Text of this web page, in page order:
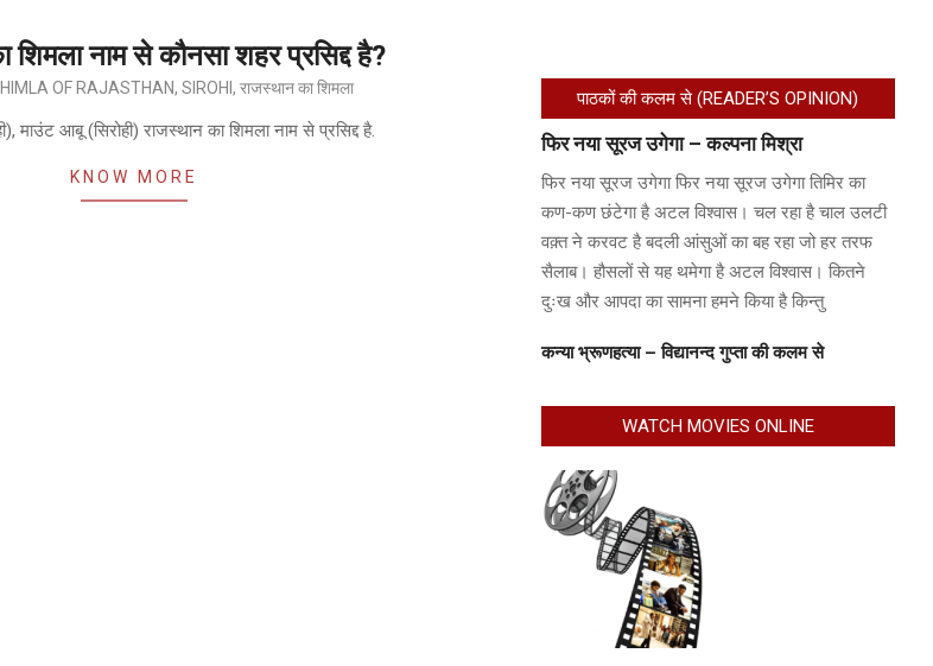
शिमला नाम से कौनसा शहर प्रसिद्द है?
OF RAJASTHAN, SIROHI , राजस्थान का शिमला
माउंट आबू (सिरोही) राजस्थान का शिमला नाम से प्रसिद्द है.
KNOW MORE
पाठकों की कलम से (READER’S OPINION)
फिर नया सूरज उगेगा – कल्पना मिश्रा
फिर नया सूरज उगेगा फिर नया सूरज उगेगा तिमिर का
कण-कण छंटेगा है अटल विश्वास। चल रहा है चाल उलटी
वक़्त ने करवट है बदली आंसुओं का बह रहा जो हर तरफ
सैलाब। हौसलों से यह थमेगा है अटल विश्वास। कितने
दुःख और आपदा का सामना हमने किया है किन्तु
कन्या भ्रूणहत्या – विद्यानन्द गुप्ता की कलम से
WATCH MOVIES ONLINE